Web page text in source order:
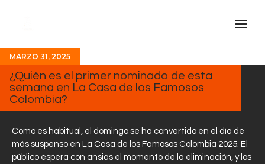
Inicio Real FM
Streaming
En Vivo
Descarga La APP
Programas
MARZO 31, 2025
¿Quién es el primer nominado de esta
semana en La Casa de los Famosos
Colombia?
Como es habitual, el domingo se ha convertido en el día de
más suspenso en La Casa de los Famosos Colombia 2025. El
público espera con ansias el momento de la eliminación, y los